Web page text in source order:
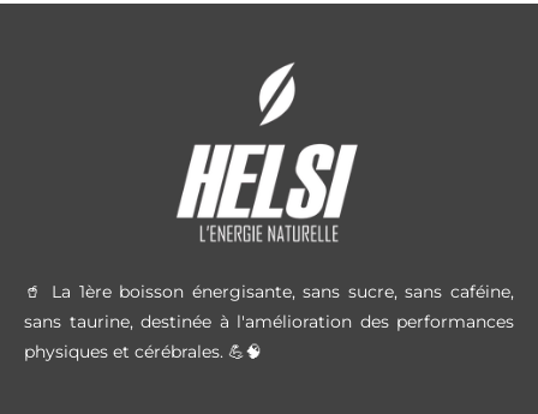
🥤 La 1ère boisson énergisante, sans sucre, sans caféine,
sans taurine, destinée à l'amélioration des performances
physiques et cérébrales. 💪🧠